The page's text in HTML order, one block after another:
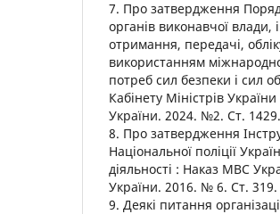
7. Про затвердження
органів виконавчої
отримання, передачі,
використанням
потреб сил безпеки і сил
Кабінету Міністрів
України. 2024. №2. Ст. 1429.
8. Про затвердження
Національної поліції
діяльності : Наказ МВС
України. 2016. № 6. Ст. 319.
9. Деякі питання